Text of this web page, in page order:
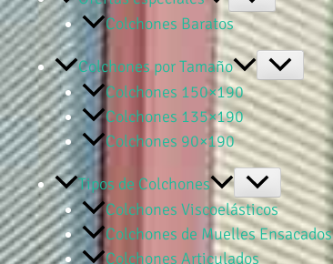
Colchones Baratos
Colchones por Tamaño
Colchones 150×190
Colchones 135×190
Colchones 90×190
Tipos de Colchones
Colchones Viscoelásticos
Colchones de Muelles Ensacados
Colchones Articulados